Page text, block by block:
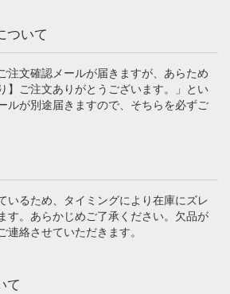
ついて
注文確認メールが届きますが、あらため
】ご注文ありがとうございます。」とい
ルが別途届きますので、そちらを必ずご
いるため、タイミングにより在庫にズレ
す。あらかじめご了承ください。欠品が
連絡させていただきます。
て